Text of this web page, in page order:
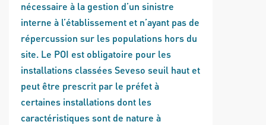
nécessaire à la gestion d’un sinistre
interne à l’établissement et n’ayant pas de
répercussion sur les populations hors du
site. Le POI est obligatoire pour les
installations classées Seveso seuil haut et
peut être prescrit par le préfet à
certaines installations dont les
caractéristiques sont de nature à